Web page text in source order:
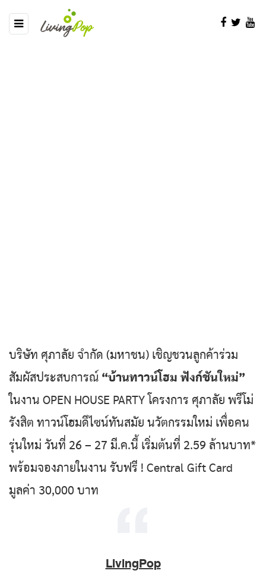
LivingPop PR
บริษัท ศุภาลัย จำกัด (มหาชน) เชิญชวนลูกค้าร่วม
สัมผัสประสบการณ์ “บ้านทาวน์โฮม ฟังก์ชันใหม่”
ในงาน OPEN HOUSE PARTY โครงการ ศุภาลัย พรีโม่
รังสิต ทาวน์โฮมดีไซน์ทันสมัย นวัตกรรมใหม่ เพื่อคน
รุ่นใหม่ วันที่ 26 – 27 มี.ค.นี้ เริ่มต้นที่ 2.59 ล้านบาท*
พร้อมจองภายในงาน รับฟรี ! Central Gift Card
มูลค่า 30,000 บาท
LivingPop